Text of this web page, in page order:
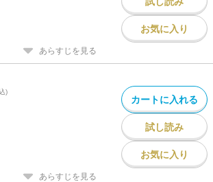
お気に入り
あらすじを見る
)
カートに入れる
試し読み
お気に入り
あらすじを見る